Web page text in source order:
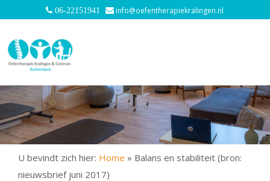
06-22151941 info@oefentherapiekralingen.nl
U bevindt zich hier: Home » Balans en stabiliteit (bron:
nieuwsbrief juni 2017)